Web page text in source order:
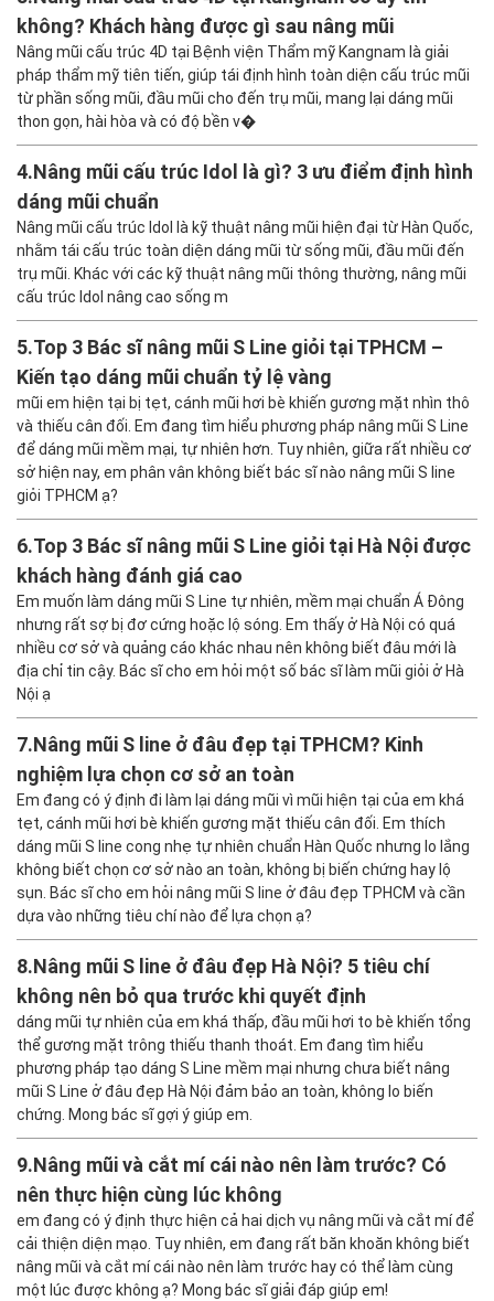
không? Khách hàng được gì sau nâng mũi
Nâng mũi cấu trúc 4D tại Bệnh viện Thẩm mỹ Kangnam là giải
pháp thẩm mỹ tiên tiến, giúp tái định hình toàn diện cấu trúc mũi
từ phần sống mũi, đầu mũi cho đến trụ mũi, mang lại dáng mũi
thon gọn, hài hòa và có độ bền v�
4.Nâng mũi cấu trúc Idol là gì? 3 ưu điểm định hình
dáng mũi chuẩn
Nâng mũi cấu trúc Idol là kỹ thuật nâng mũi hiện đại từ Hàn Quốc,
nhằm tái cấu trúc toàn diện dáng mũi từ sống mũi, đầu mũi đến
trụ mũi. Khác với các kỹ thuật nâng mũi thông thường, nâng mũi
cấu trúc Idol nâng cao sống m
5.Top 3 Bác sĩ nâng mũi S Line giỏi tại TPHCM –
Kiến tạo dáng mũi chuẩn tỷ lệ vàng
mũi em hiện tại bị tẹt, cánh mũi hơi bè khiến gương mặt nhìn thô
và thiếu cân đối. Em đang tìm hiểu phương pháp nâng mũi S Line
để dáng mũi mềm mại, tự nhiên hơn. Tuy nhiên, giữa rất nhiều cơ
sở hiện nay, em phân vân không biết bác sĩ nào nâng mũi S line
giỏi TPHCM ạ?
6.Top 3 Bác sĩ nâng mũi S Line giỏi tại Hà Nội được
khách hàng đánh giá cao
Em muốn làm dáng mũi S Line tự nhiên, mềm mại chuẩn Á Đông
nhưng rất sợ bị đơ cứng hoặc lộ sóng. Em thấy ở Hà Nội có quá
nhiều cơ sở và quảng cáo khác nhau nên không biết đâu mới là
địa chỉ tin cậy. Bác sĩ cho em hỏi một số bác sĩ làm mũi giỏi ở Hà
Nội ạ
7.Nâng mũi S line ở đâu đẹp tại TPHCM? Kinh
nghiệm lựa chọn cơ sở an toàn
Em đang có ý định đi làm lại dáng mũi vì mũi hiện tại của em khá
tẹt, cánh mũi hơi bè khiến gương mặt thiếu cân đối. Em thích
dáng mũi S line cong nhẹ tự nhiên chuẩn Hàn Quốc nhưng lo lắng
không biết chọn cơ sở nào an toàn, không bị biến chứng hay lộ
sụn. Bác sĩ cho em hỏi nâng mũi S line ở đâu đẹp TPHCM và cần
dựa vào những tiêu chí nào để lựa chọn ạ?
8.Nâng mũi S line ở đâu đẹp Hà Nội? 5 tiêu chí
không nên bỏ qua trước khi quyết định
dáng mũi tự nhiên của em khá thấp, đầu mũi hơi to bè khiến tổng
thể gương mặt trông thiếu thanh thoát. Em đang tìm hiểu
phương pháp tạo dáng S Line mềm mại nhưng chưa biết nâng
mũi S Line ở đâu đẹp Hà Nội đảm bảo an toàn, không lo biến
chứng. Mong bác sĩ gợi ý giúp em.
9.Nâng mũi và cắt mí cái nào nên làm trước? Có
nên thực hiện cùng lúc không
em đang có ý định thực hiện cả hai dịch vụ nâng mũi và cắt mí để
cải thiện diện mạo. Tuy nhiên, em đang rất băn khoăn không biết
nâng mũi và cắt mí cái nào nên làm trước hay có thể làm cùng
một lúc được không ạ? Mong bác sĩ giải đáp giúp em!